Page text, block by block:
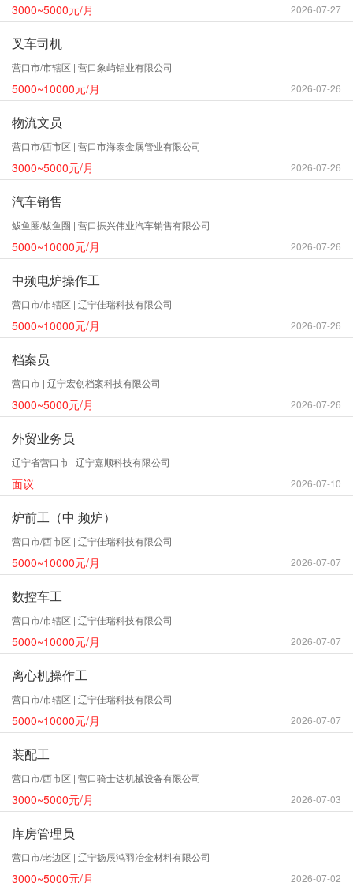
3000~5000元/月 2026-07-27
叉车司机
营口市/市辖区 | 营口象屿铝业有限公司
5000~10000元/月 2026-07-26
物流文员
营口市/西市区 | 营口市海泰金属管业有限公司
3000~5000元/月 2026-07-26
汽车销售
鲅鱼圈/鲅鱼圈 | 营口振兴伟业汽车销售有限公司
5000~10000元/月 2026-07-26
中频电炉操作工
营口市/市辖区 | 辽宁佳瑞科技有限公司
5000~10000元/月 2026-07-26
档案员
营口市 | 辽宁宏创档案科技有限公司
3000~5000元/月 2026-07-26
外贸业务员
辽宁省营口市 | 辽宁嘉顺科技有限公司
面议 2026-07-10
炉前工（中 频炉）
营口市/西市区 | 辽宁佳瑞科技有限公司
5000~10000元/月 2026-07-07
数控车工
营口市/市辖区 | 辽宁佳瑞科技有限公司
5000~10000元/月 2026-07-07
离心机操作工
营口市/市辖区 | 辽宁佳瑞科技有限公司
5000~10000元/月 2026-07-07
装配工
营口市/西市区 | 营口骑士达机械设备有限公司
3000~5000元/月 2026-07-03
库房管理员
营口市/老边区 | 辽宁扬辰鸿羽冶金材料有限公司
3000~5000元/月 2026-07-02